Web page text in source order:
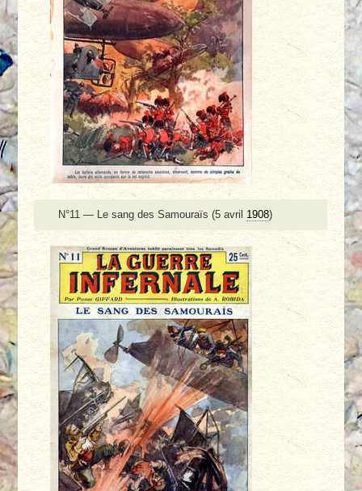
N°11 — Le sang des Samouraïs (5 avril 1908)